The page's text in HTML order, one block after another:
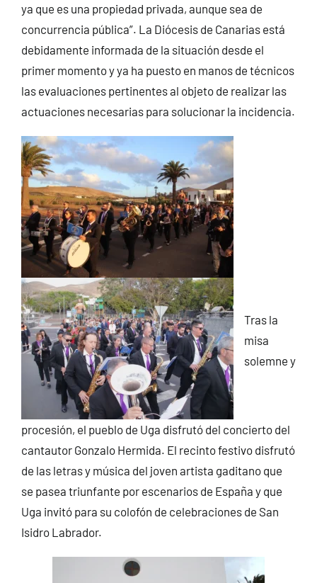
ya que es una propiedad privada, aunque sea de
concurrencia pública”. La Diócesis de Canarias está
debidamente informada de la situación desde el
primer momento y ya ha puesto en manos de técnicos
las evaluaciones pertinentes al objeto de realizar las
actuaciones necesarias para solucionar la incidencia.
Tras la
misa
solemne y
procesión, el pueblo de Uga disfrutó del concierto del
cantautor Gonzalo Hermida. El recinto festivo disfrutó
de las letras y música del joven artista gaditano que
se pasea triunfante por escenarios de España y que
Uga invitó para su colofón de celebraciones de San
Isidro Labrador.